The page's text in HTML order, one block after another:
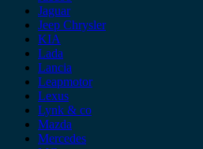
Jaguar
Jeep Chrysler
KIA
Lada
Lancia
Leapmotor
Lexus
Lynk & co
Mazda
Mercedes